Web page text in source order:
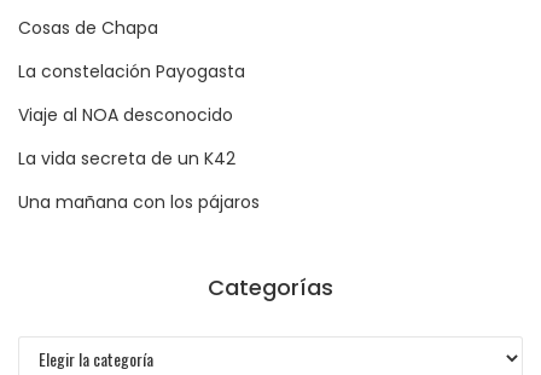
Cosas de Chapa
La constelación Payogasta
Viaje al NOA desconocido
La vida secreta de un K42
Una mañana con los pájaros
Categorías